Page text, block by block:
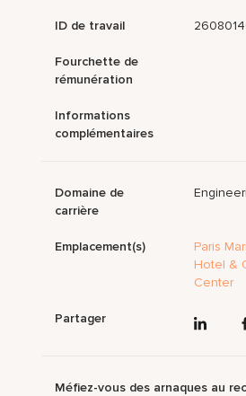
ID de travail
Fourchette de
rémunération
Informations
complémentaires
Domaine de
carrière
Emplacement(s)
Paris
Hotel &
Center
Partager
Méfiez-vous des arnaques au